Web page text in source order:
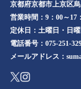
京都府京都市上京区
営業時間： 9：00～17
定休日： 土曜日・日
電話番号： 075-251-
メールアドレス：